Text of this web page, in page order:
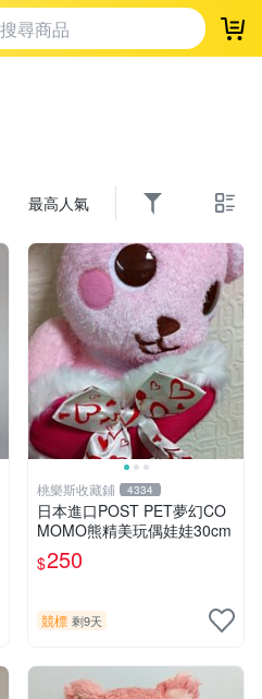
登
最高人氣
桃樂斯收藏鋪 4334
日本進口POST PET夢幻CO
MOMO熊精美玩偶娃娃30cm
$250
競標 剩9天